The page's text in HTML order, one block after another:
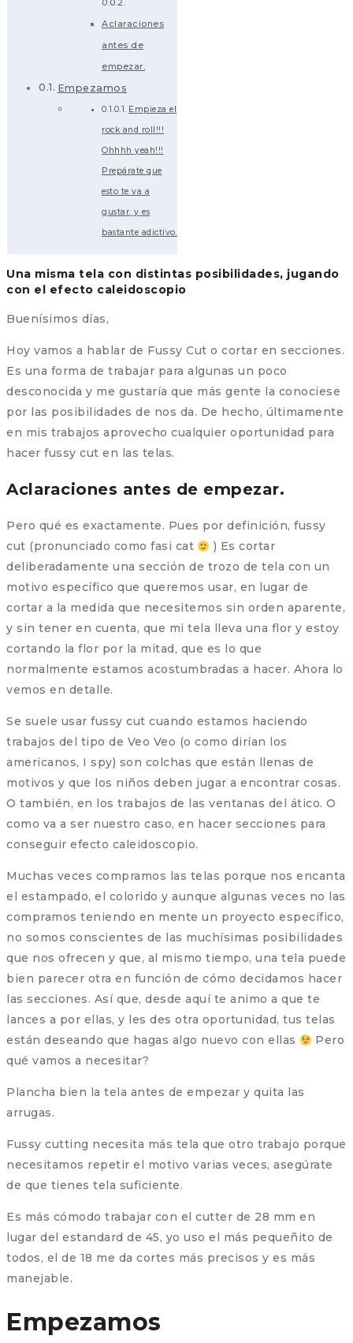
Aclaraciones
antes de
empezar.
Empezamos
Empieza el
rock and roll!!!
Ohhhh yeah!!!
Prepárate que
esto te va a
gustar, y es
bastante adictivo.
Una misma tela con distintas posibilidades, jugando
con el efecto caleidoscopio
Buenísimos días,
Hoy vamos a hablar de Fussy Cut o cortar en secciones.
Es una forma de trabajar para algunas un poco
desconocida y me gustaría que más gente la conociese
por las posibilidades de nos da. De hecho, últimamente
en mis trabajos aprovecho cualquier oportunidad para
hacer fussy cut en las telas.
Aclaraciones antes de empezar.
Pero qué es exactamente. Pues por definición, fussy
cut (pronunciado como fasi cat
) Es cortar
deliberadamente una sección de trozo de tela con un
motivo específico que queremos usar, en lugar de
cortar a la medida que necesitemos sin orden aparente,
y sin tener en cuenta, que mi tela lleva una flor y estoy
cortando la flor por la mitad, que es lo que
normalmente estamos acostumbradas a hacer. Ahora lo
vemos en detalle.
Se suele usar fussy cut cuando estamos haciendo
trabajos del tipo de Veo Veo (o como dirían los
americanos, I spy) son colchas que están llenas de
motivos y que los niños deben jugar a encontrar cosas.
O también, en los trabajos de las ventanas del ático. O
como va a ser nuestro caso, en hacer secciones para
conseguir efecto caleidoscopio.
Muchas veces compramos las telas porque nos encanta
el estampado, el colorido y aunque algunas veces no las
compramos teniendo en mente un proyecto específico,
no somos conscientes de las muchísimas posibilidades
que nos ofrecen y que, al mismo tiempo, una tela puede
bien parecer otra en función de cómo decidamos hacer
las secciones. Así que, desde aquí te animo a que te
lances a por ellas, y les des otra oportunidad, tus telas
están deseando que hagas algo nuevo con ellas
Pero
qué vamos a necesitar?
Plancha bien la tela antes de empezar y quita las
arrugas.
Fussy cutting necesita más tela que otro trabajo porque
necesitamos repetir el motivo varias veces, asegúrate
de que tienes tela suficiente.
Es más cómodo trabajar con el cutter de 28 mm en
lugar del estandard de 45, yo uso el más pequeñito de
todos, el de 18 me da cortes más precisos y es más
manejable.
Empezamos